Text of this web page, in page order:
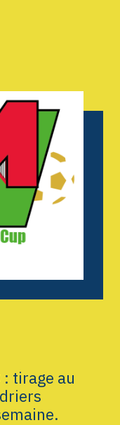
: tirage au